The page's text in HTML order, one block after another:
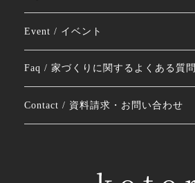
Event / イベント
Faq / 家づくりに関するよくある質問
Contact / 資料請求・お問い合わせ